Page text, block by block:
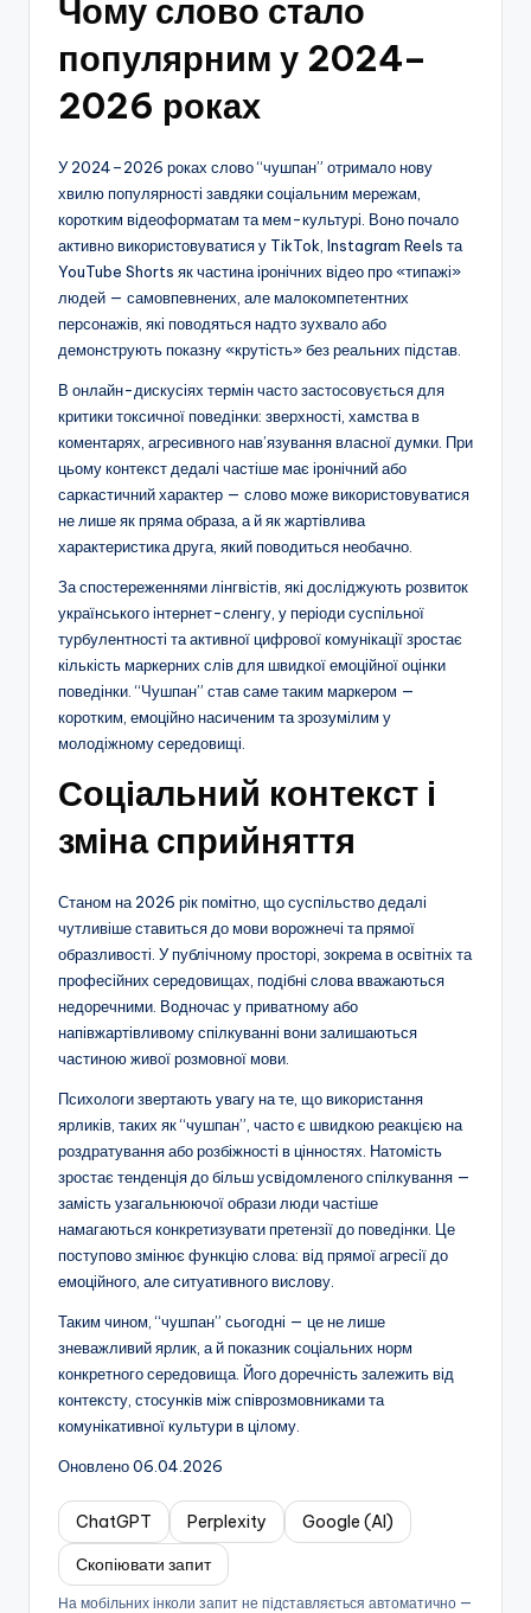
Чому слово стало
популярним у 2024–
2026 роках
У 2024–2026 роках слово “чушпан” отримало нову
хвилю популярності завдяки соціальним мережам,
коротким відеоформатам та мем-культурі. Воно почало
активно використовуватися у TikTok, Instagram Reels та
YouTube Shorts як частина іронічних відео про «типажі»
людей — самовпевнених, але малокомпетентних
персонажів, які поводяться надто зухвало або
демонструють показну «крутість» без реальних підстав.
В онлайн-дискусіях термін часто застосовується для
критики токсичної поведінки: зверхності, хамства в
коментарях, агресивного нав’язування власної думки. При
цьому контекст дедалі частіше має іронічний або
саркастичний характер — слово може використовуватися
не лише як пряма образа, а й як жартівлива
характеристика друга, який поводиться необачно.
За спостереженнями лінгвістів, які досліджують розвиток
українського інтернет-сленгу, у періоди суспільної
турбулентності та активної цифрової комунікації зростає
кількість маркерних слів для швидкої емоційної оцінки
поведінки. “Чушпан” став саме таким маркером —
коротким, емоційно насиченим та зрозумілим у
молодіжному середовищі.
Соціальний контекст і
зміна сприйняття
Станом на 2026 рік помітно, що суспільство дедалі
чутливіше ставиться до мови ворожнечі та прямої
образливості. У публічному просторі, зокрема в освітніх та
професійних середовищах, подібні слова вважаються
недоречними. Водночас у приватному або
напівжартівливому спілкуванні вони залишаються
частиною живої розмовної мови.
Психологи звертають увагу на те, що використання
ярликів, таких як “чушпан”, часто є швидкою реакцією на
роздратування або розбіжності в цінностях. Натомість
зростає тенденція до більш усвідомленого спілкування —
замість узагальнюючої образи люди частіше
намагаються конкретизувати претензії до поведінки. Це
поступово змінює функцію слова: від прямої агресії до
емоційного, але ситуативного вислову.
Таким чином, “чушпан” сьогодні — це не лише
зневажливий ярлик, а й показник соціальних норм
конкретного середовища. Його доречність залежить від
контексту, стосунків між співрозмовниками та
комунікативної культури в цілому.
Оновлено 06.04.2026
ChatGPT Perplexity
Google (AI)
Скопіювати запит
На мобільних інколи запит не підставляється автоматично —